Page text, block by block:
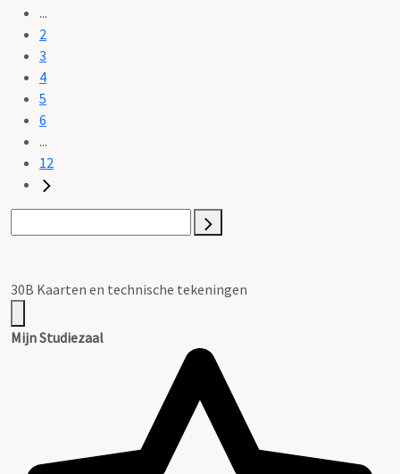
...
2
3
4
5
6
...
12
30B Kaarten en technische tekeningen
Mijn Studiezaal